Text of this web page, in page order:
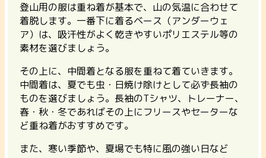
登山用の服は重ね着が基本で、山の気温に合わせて
着脱します。一番下に着るベース（アンダーウェ
ア）は、吸汗性がよく乾きやすいポリエステル等の
素材を選びましょう。
その上に、中間着となる服を重ねて着ていきます。
中間着は、夏でも虫・日焼け除けとして必ず長袖の
ものを選びましょう。長袖のTシャツ、トレーナー、
春・秋・冬であればその上にフリースやセーターな
ど重ね着がおすすめです。
また、寒い季節や、夏場でも特に風の強い日など